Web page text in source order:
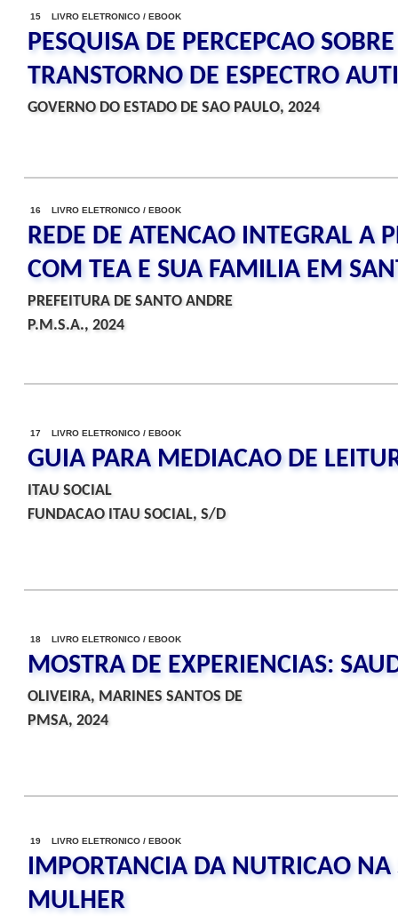
15 LIVRO ELETRONICO / EBOOK
PESQUISA DE PERCEPCAO
TRANSTORNO DE ESPECTRO
GOVERNO DO ESTADO DE SAO PAULO, 2024
16 LIVRO ELETRONICO / EBOOK
REDE DE ATENCAO INTEGRAL A
COM TEA E SUA FAMILIA EM
PREFEITURA DE SANTO ANDRE
P.M.S.A., 2024
17 LIVRO ELETRONICO / EBOOK
GUIA PARA MEDIACAO DE
ITAU SOCIAL
FUNDACAO ITAU SOCIAL, S/D
18 LIVRO ELETRONICO / EBOOK
MOSTRA DE EXPERIENCIAS:
OLIVEIRA, MARINES SANTOS DE
PMSA, 2024
19 LIVRO ELETRONICO / EBOOK
IMPORTANCIA DA NUTRICAO NA
MULHER